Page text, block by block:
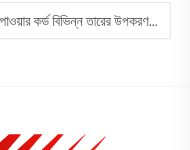
তারের উপকরণ দিয়ে কাস্টমাইজ করা যাবে?